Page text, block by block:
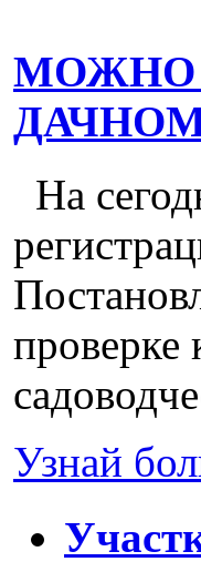
МОЖНО
На
проверке
Узнай